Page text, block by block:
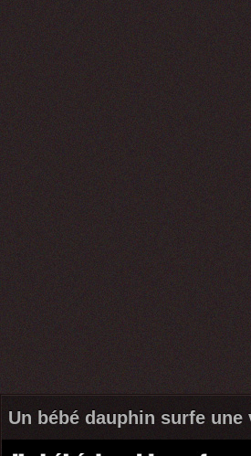
Un bébé dauphin surfe une